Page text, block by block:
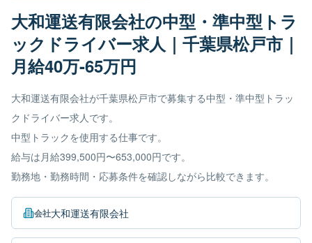
大和運送有限会社の中型・準中型トラ
ックドライバー求人｜千葉県松戸市｜
月給40万-65万円
大和運送有限会社が千葉県松戸市で募集する中型・準中型トラッ
クドライバー求人です。
中型トラックを使用する仕事です。
給与は月給399,500円〜653,000円です。
勤務地・勤務時間・応募条件を確認しながら比較できます。
会社大和運送有限会社